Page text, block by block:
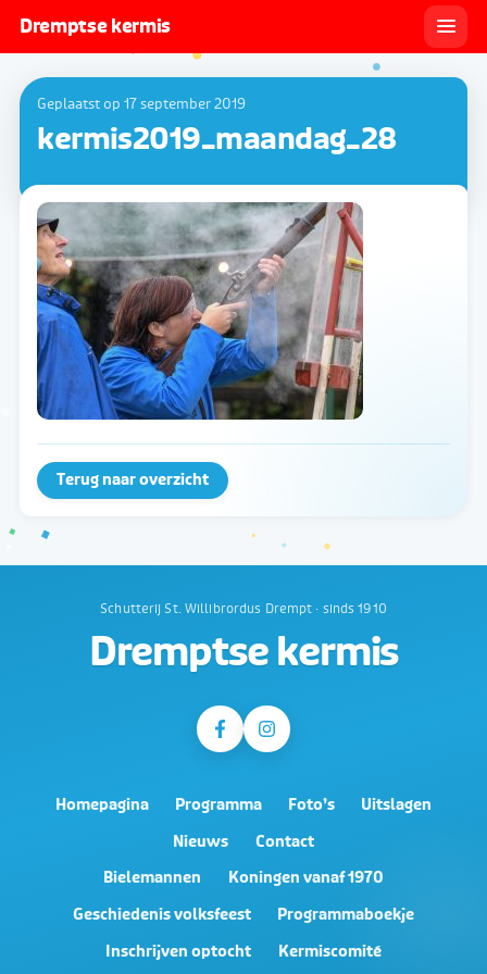
Dremptse kermis
Geplaatst op 17 september 2019
kermis2019_maandag_28
Terug naar overzicht
Schutterij St. Willibrordus Drempt · sinds 1910
Dremptse kermis
Homepagina Programma Foto’s
Uitslagen
Nieuws
Contact
Bielemannen
Koningen vanaf 1970
Geschiedenis volksfeest
Programmaboekje
Inschrijven optocht
Kermiscomité